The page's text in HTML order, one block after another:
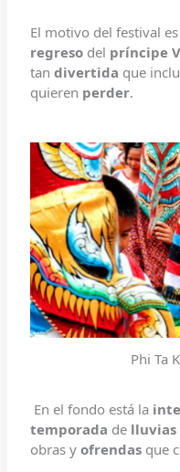
El motivo del festival
regreso del príncipe
tandivertida que
quieren perder.
Phi Ta
En el fondo está la
temporada de lluvias
obras yofrendas que